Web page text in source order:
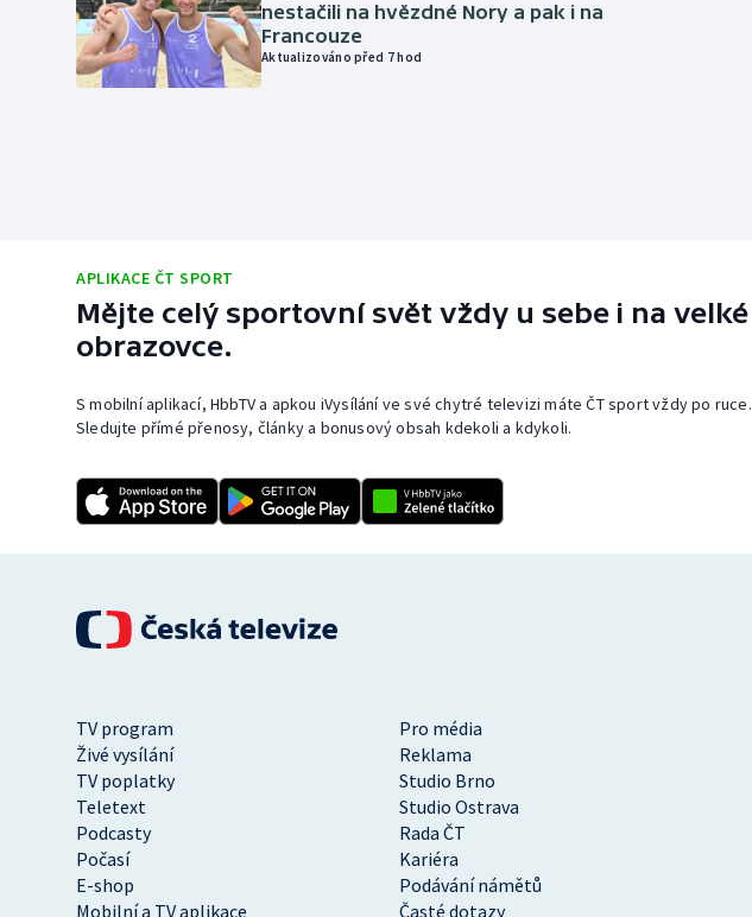
nestačili na hvězdné Nory a pak i na
Francouze
Aktualizováno před 7 hod
APLIKACE ČT SPORT
Mějte celý sportovní svět vždy u sebe i na velké
obrazovce.
S mobilní aplikací, HbbTV a apkou iVysílání ve své chytré televizi máte ČT sport vždy po ruce.
Sledujte přímé přenosy, články a bonusový obsah kdekoli a kdykoli.
TV program
Pro média
Živé vysílání
Reklama
TV poplatky
Studio Brno
Teletext
Studio Ostrava
Podcasty
Rada ČT
Počasí
Kariéra
E-shop
Podávání námětů
Mobilní a TV aplikace
Časté dotazy